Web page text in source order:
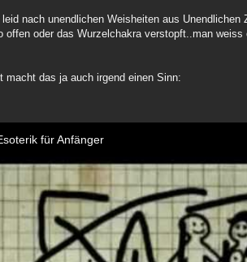
nach unendlichen Weisheiten aus
offen oder das Wurzelchakra verstopft..man weiss
macht das ja auch irgend einen Sinn:
für Anfänger